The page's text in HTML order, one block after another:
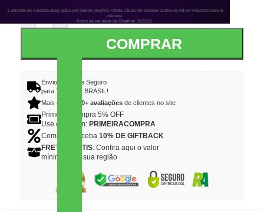
1 unidade de Creatina 250g grátis por pedido elegível. Oferta válida em pedidos acima de R$ 50 enquanto houver
estoque.
Prazo de validade da Creatina: 09/2026.
+
COMPRAR
Envio Rápido e Seguro
para TODO O BRASIL!
Mais de
12.000+ avaliações de clientes no site
Primeira Compra 5% OFF
Use o Cupom: PRIMEIRACOMPRA
Compre e receba 10% DE GIFTBACK
FRETE GRÁTIS: Confira aqui o valor
mínimo para sua região